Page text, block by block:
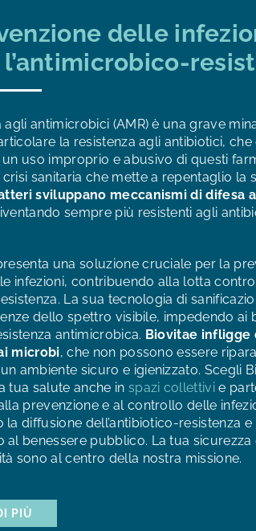
delle
agli antimicrobici (AMR) è una grave
la resistenza agli antibiotici, che
un uso improprio e abusivo di questi
sanitaria che mette a repentaglio la
sviluppano meccanismi di difesa
sempre più resistenti agli
una soluzione cruciale per la
infezioni, contribuendo alla lotta contro
La sua tecnologia di
dello spettro visibile, impedendo ai
antimicrobica. Biovitae infligge
microbi, che non possono essere
ambiente sicuro e igienizzato. Scegli
tua salute anche in spazi collettivi e
prevenzione e al controllo delle
la diffusione dell’antibiotico-resistenza e
al benessere pubblico. La tua sicurezza
sono al centro della nostra missione.
PIÙ